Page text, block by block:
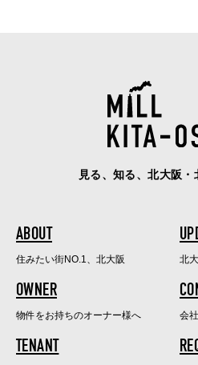
見る、知る、北大阪
ABOUT
住みたい街NO.1、北大阪 北
OWNER
物件をお持ちのオーナー様へ 会
TENANT